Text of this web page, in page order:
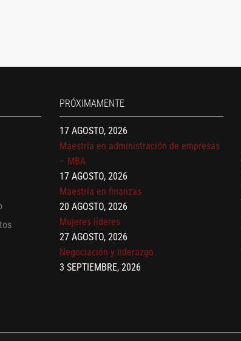
PRÓXIMAMENTE
17 AGOSTO, 2026
17 AGOSTO, 2026
Maestría en administración de empresas
– MBA
17 AGOSTO, 2026
Maestría en finanzas
20 AGOSTO, 2026
Mujeres líderes
27 AGOSTO, 2026
Negociación y liderazgo
3 SEPTIEMBRE, 2026
Comunicación con IA
7 SEPTIEMBRE, 2026